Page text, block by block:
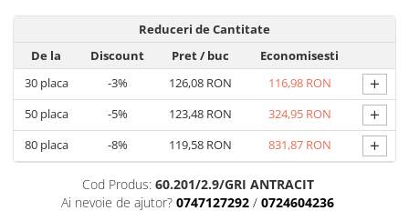
Reduceri de Cantitate
De la
Discount Pret/ buc
Economisesti
30placa -3% 126,08 RON 116,98 RON +
50placa -5% 123,48 RON 324,95 RON +
80placa -8% 119,58 RON 831,87 RON +
Cod Produs: 60.201/2.9/GRI ANTRACIT
Ai nevoie de ajutor? 0747127292 / 0724604236